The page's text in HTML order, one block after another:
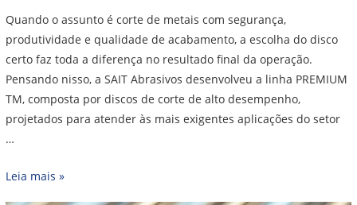
Quando o assunto é corte de metais com segurança,
produtividade e qualidade de acabamento, a escolha do disco
certo faz toda a diferença no resultado final da operação.
Pensando nisso, a SAIT Abrasivos desenvolveu a linha PREMIUM
TM, composta por discos de corte de alto desempenho,
projetados para atender às mais exigentes aplicações do setor
…
Leia mais »